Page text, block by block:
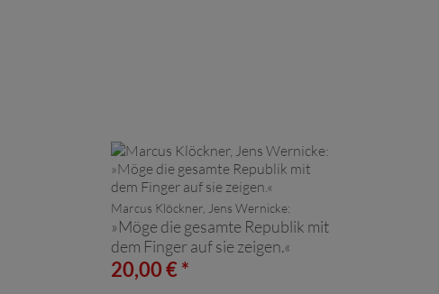
Marcus Klöckner, Jens Wernicke:
»Möge die gesamte Republik mit
dem Finger auf sie zeigen.«
20,00 € *